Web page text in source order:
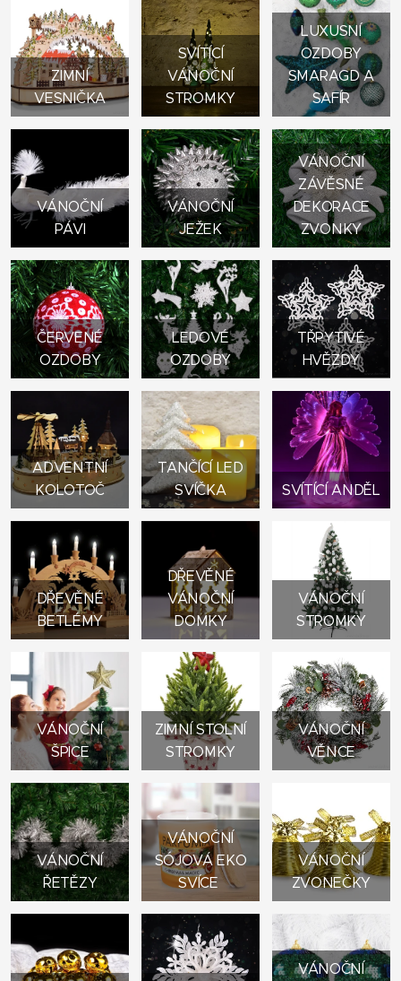
ZIMNÍ
VESNIČKA
SVÍTÍCÍ
VÁNOČNÍ
STROMKY
LUXUSNÍ
OZDOBY
SMARAGD A
SAFÍR
VÁNOČNÍ
PÁVI
VÁNOČNÍ
JEŽEK
VÁNOČNÍ
ZÁVĚSNÉ
DEKORACE
ZVONKY
ČERVENÉ
OZDOBY
LEDOVÉ
OZDOBY
TŘPYTIVÉ
HVĚZDY
ADVENTNÍ
KOLOTOČ
TANČÍCÍ LED
SVÍČKA
SVÍTÍCÍ ANDĚL
DŘEVĚNÉ
BETLÉMY
DŘEVĚNÉ
VÁNOČNÍ
DOMKY
VÁNOČNÍ
STROMKY
VÁNOČNÍ
ŠPICE
ZIMNÍ STOLNÍ
STROMKY
VÁNOČNÍ
VĚNCE
VÁNOČNÍ
ŘETĚZY
VÁNOČNÍ
SÓJOVÁ EKO
SVÍCE
VÁNOČNÍ
ZVONEČKY
VÁNOČNÍ